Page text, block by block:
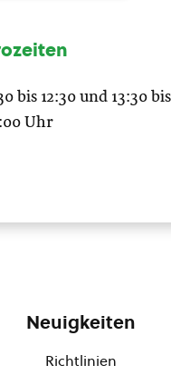
bis 12:30 und 13:30
Uhr
Neuigkeiten
Richtlinien